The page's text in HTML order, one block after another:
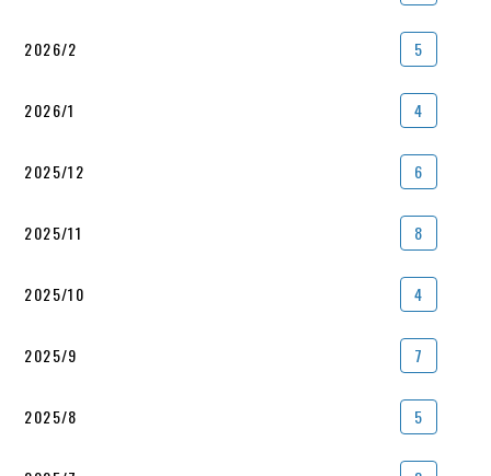
2026/2 5
2026/1 4
2025/12 6
2025/11 8
2025/10 4
2025/9 7
2025/8 5